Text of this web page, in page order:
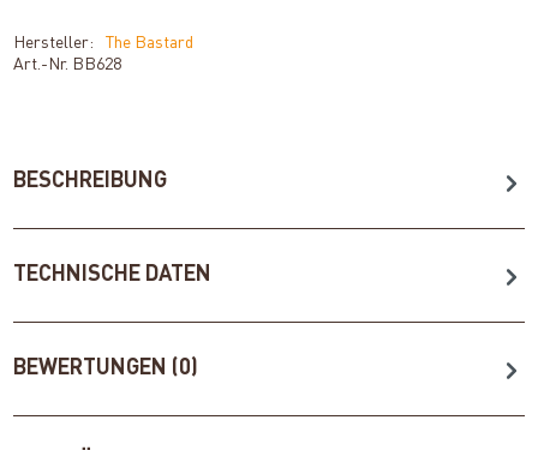
Hersteller:
The Bastard
Art.-Nr. BB628
BESCHREIBUNG
TECHNISCHE DATEN
BEWERTUNGEN (0)